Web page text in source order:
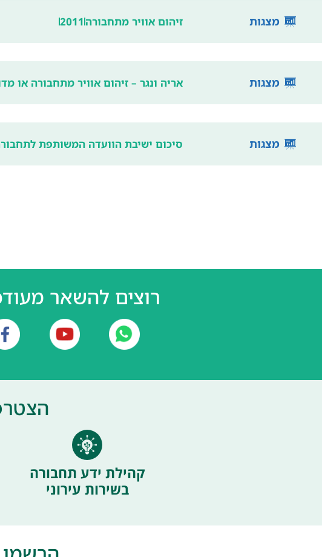
מצגות זיהום אוויר מתחבורה 2011
מצגות אריה ונגר – זיהום אוויר מתחבורה או
מצגות סיכום ישיבת הוועדה המשותפת
רוצים להשאר
קהילת ידע תחבורה
בשירות עירוני